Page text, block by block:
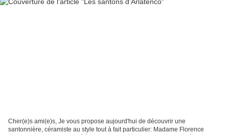
Cher(e)s ami(e)s, Je vous propose aujourd'hui de découvrir une
santonnière, céramiste au style tout à fait particulier: Madame Florence